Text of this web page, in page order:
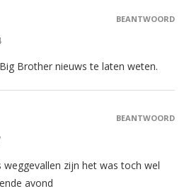
Brother nieuws te laten weten.
BEANTWOORD
weggevallen zijn het was toch wel
avond
BEANTWOORD